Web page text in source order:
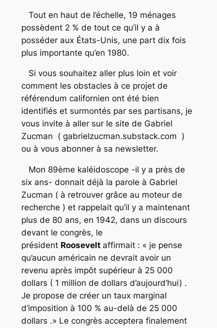
Tout en haut de l’échelle, 19 ménages
possèdent 2 % de tout ce qu’il y a à
posséder aux États-Unis, une part dix fois
plus importante qu’en 1980.
Si vous souhaitez aller plus loin et voir
comment les obstacles à ce projet de
référendum californien ont été bien
identifiés et surmontés par ses partisans, je
vous invite à aller sur le site de Gabriel
Zucman ( gabrielzucman.substack.com )
ou à vous abonner à sa newsletter.
Mon 89ème kaléidoscope -il y a près de
six ans- donnait déjà la parole à Gabriel
Zucman ( à retrouver grâce au moteur de
recherche ) et rappelait qu’il y a maintenant
plus de 80 ans, en 1942, dans un discours
devant le congrès, le
président Roosevelt affirmait : « je pense
qu’aucun américain ne devrait avoir un
revenu après impôt supérieur à 25 000
dollars ( 1 million de dollars d’aujourd’hui) .
Je propose de créer un taux marginal
d’imposition à 100 % au-delà de 25 000
dollars .» Le congrès acceptera finalement